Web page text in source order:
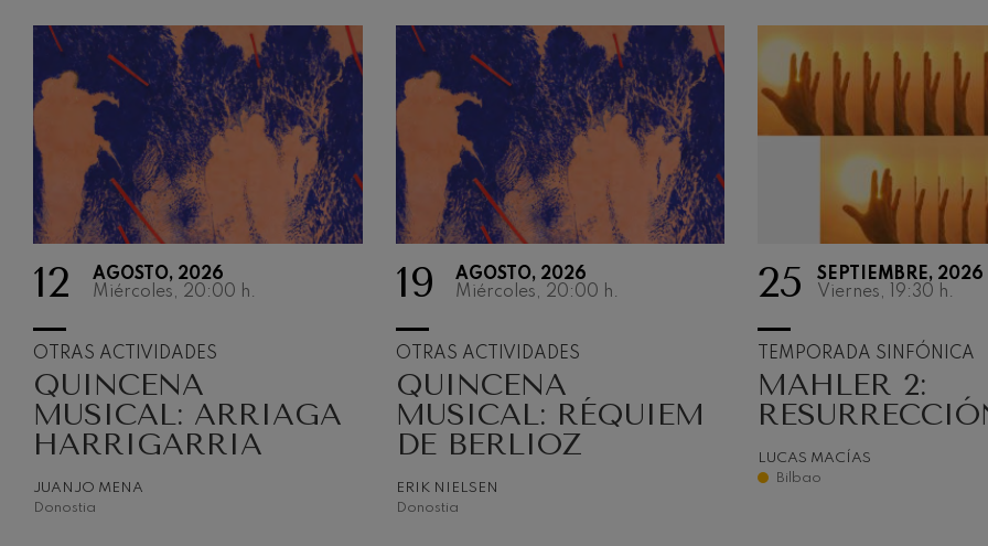
La música existe
vibra. Porque una
en movimiento y se
Vibrar es
12
AGOSTO, 2026
Miércoles, 20:00 h.
OTRAS ACTIVIDADES
QUINCENA
MUSICAL: ARRIAGA
HARRIGARRIA
JUANJO MENA
Donostia
19
AGOSTO, 2026
Miércoles, 20:00 h.
OTRAS ACTIVIDADES
QUINCENA
MUSICAL: RÉQUIEM
DE BERLIOZ
ERIK NIELSEN
Donostia
25
SEPTIEMBRE, 2026
Viernes, 19:30 h.
TEMPORADA SINFÓNICA
MAHLER 2:
LUCAS MACÍAS
Bilbao